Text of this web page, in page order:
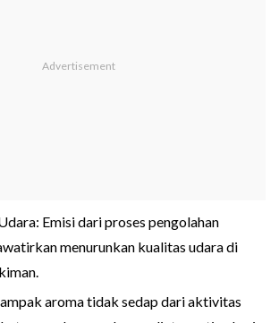
Emisi dari proses pengolahan
menurunkan kualitas udara di
aroma tidak sedap dari aktivitas